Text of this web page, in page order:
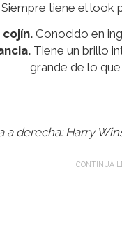
tiene el
Conocido en
Tiene un brillo
grande de lo
a derecha: Harry